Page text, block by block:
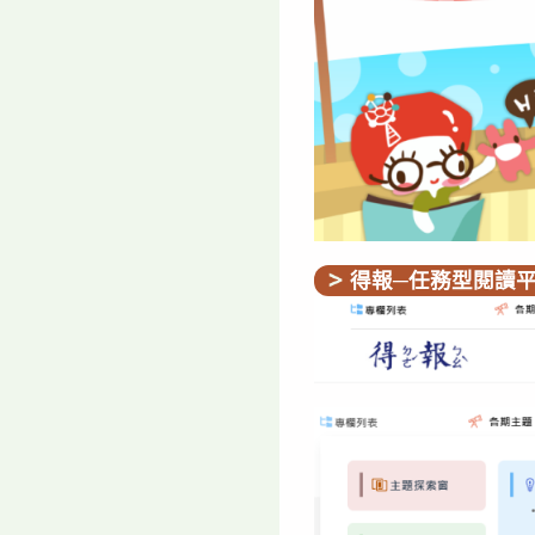
得報─任務型閱讀